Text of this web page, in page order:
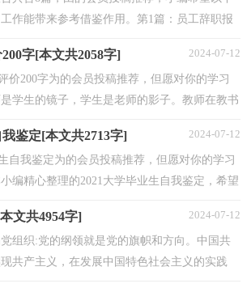
作能带来参考借鉴作用。第1篇：员工辞职报
字[本文共2058字] 2024-07-12
价200字为的会员投稿推荐，但愿对你的学习
学生的镜子，学生是老师的影子。教师在教书
鉴定[本文共2713字] 2024-07-12
自我鉴定为的会员投稿推荐，但愿对你的学习
编精心整理的2021大学毕业生自我鉴定，希望
文共4954字] 2024-07-12
组织:党的纲领就是党的旗帜和方向。中国共
共产主义，在发展中国特色社会主义的实践